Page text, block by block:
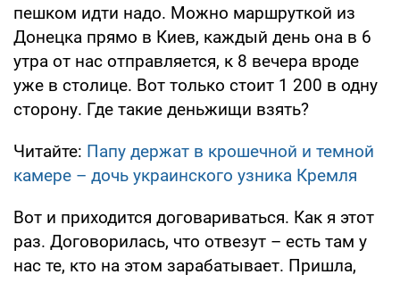
пешком идти надо. Можно маршруткой из
Донецка прямо в Киев, каждый день она в 6
утра от нас отправляется, к 8 вечера вроде
уже в столице. Вот только стоит 1 200 в одну
сторону. Где такие деньжищи взять?
Читайте: Папу держат в крошечной и темной
камере – дочь украинского узника Кремля
Вот и приходится договариваться. Как я этот
раз. Договорилась, что отвезут – есть там у
нас те, кто на этом зарабатывает. Пришла,